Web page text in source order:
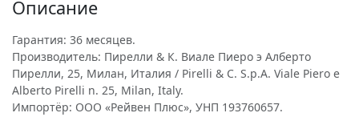
Описание
Гарантия: 36 месяцев.
Производитель: Пирелли & К. Виале Пиеро э Алберто
Пирелли, 25, Милан, Италия / Pirelli & C. S.p.A. Viale Piero e
Alberto Pirelli n. 25, Milan, Italy.
Импортёр: ООО «Рейвен Плюс», УНП 193760657.